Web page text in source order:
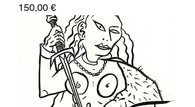
Price
150,00 €